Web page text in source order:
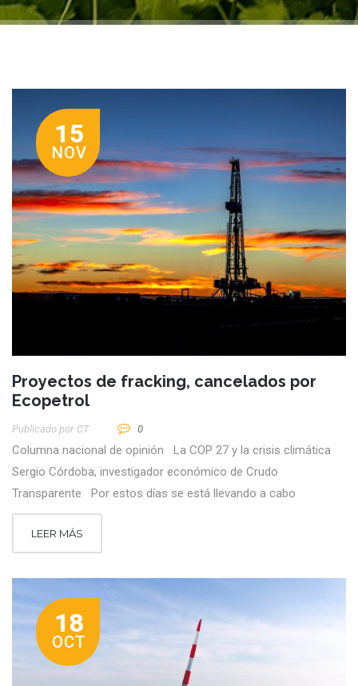
15
NOV
Proyectos de fracking, cancelados por
Ecopetrol
Publicado por CT 0
Columna nacional de opinión La COP 27 y la crisis climática
Sergio Córdoba, investigador económico de Crudo
Transparente Por estos días se está llevando a cabo
LEER MÁS
18
OCT